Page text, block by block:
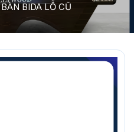
BÀN BIDA LỖ CŨ